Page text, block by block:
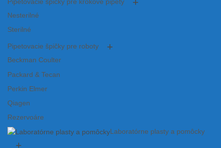
Pipetovacie špičky pre krokové pipety
Nesterilné
Sterilné
Pipetovacie špičky pre roboty
Beckman Coulter
Packard & Tecan
Perkin Elmer
Qiagen
Rezervoáre
Laboratórne plasty a pomôcky